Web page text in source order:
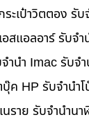
ะเป๋าวิตตอง
แอลอาร์ รับจ
นำ Imac รับ
ค HP รับจำน
ราย รับจำนำ